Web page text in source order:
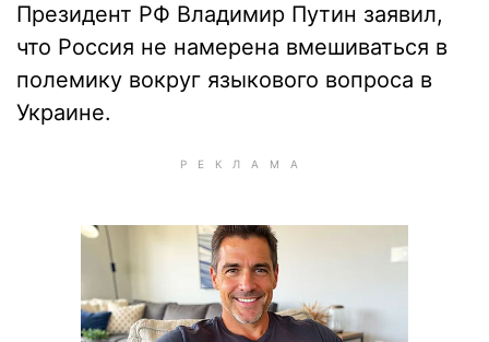
Президент РФ Владимир Путин заявил,
что Россия не намерена вмешиваться в
полемику вокруг языкового вопроса в
Украине.